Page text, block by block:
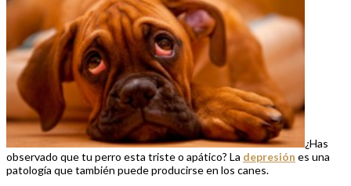
¿Has
observado que tu perro esta triste o apático? La depresión es una
patología que también puede producirse en los canes.